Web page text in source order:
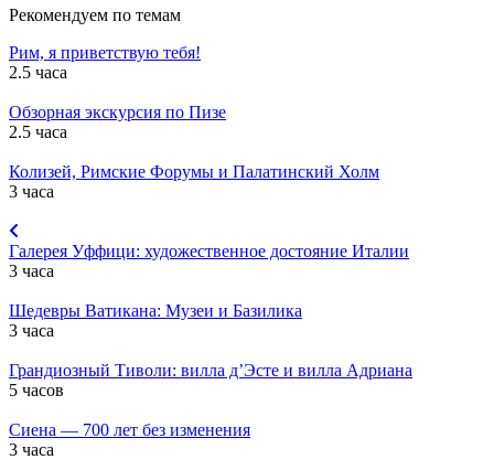
Рекомендуем по темам
Рим, я приветствую тебя!
2.5 часа
Обзорная экскурсия по Пизе
2.5 часа
Колизей, Римские Форумы и Палатинский Холм
3 часа
Галерея Уффици: художественное достояние Италии
3 часа
Шедевры Ватикана: Музеи и Базилика
3 часа
Грандиозный Тиволи: вилла д’Эсте и вилла Адриана
5 часов
Сиена — 700 лет без изменения
3 часа